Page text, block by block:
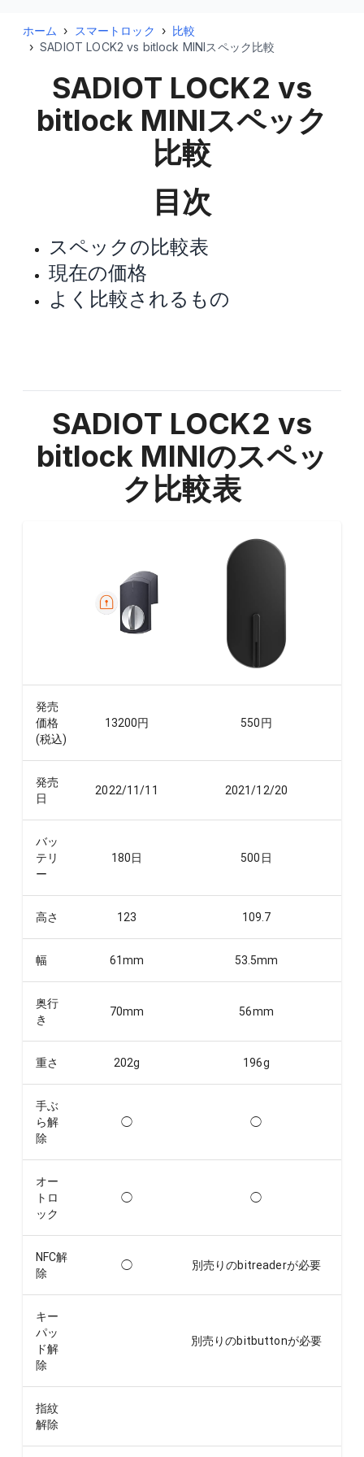
ホーム › スマートロック › 比較
› SADIOT LOCK2 vs bitlock MINIスペック比較
SADIOT LOCK2 vs
bitlock MINIスペック
比較
目次
スペックの比較表
現在の価格
よく比較されるもの
SADIOT LOCK2 vs
bitlock MINIのスペッ
ク比較表
発売
価格
(税込)
13200円 550円
発売
日
2022/11/11 2021/12/20
バッ
テリ
ー
180日 500 日
高さ 123 109.7
幅 61mm 53.5mm
奥行
き
70mm 56mm
重さ 202g 196g
手ぶ
ら解
除
◯ ◯
オー
トロ
ック
◯ ◯
NFC解
除
◯ 別売りのbitreaderが必要
キー
パッ
ド解
除
別売りのbitbuttonが必要
指紋
解除